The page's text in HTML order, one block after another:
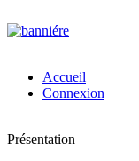
Accueil
Connexion
Présentation